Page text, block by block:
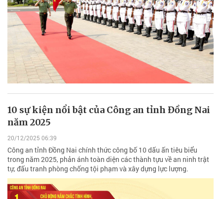
10 sự kiện nổi bật của Công an tỉnh Đồng Nai
năm 2025
20/12/2025 06:39
Công an tỉnh Đồng Nai chính thức công bố 10 dấu ấn tiêu biểu
trong năm 2025, phản ánh toàn diện các thành tựu về an ninh trật
tự, đấu tranh phòng chống tội phạm và xây dựng lực lượng.